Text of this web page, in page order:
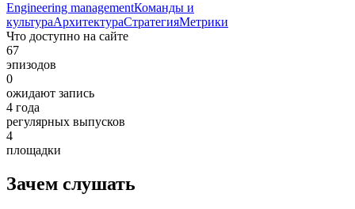
Engineering managementКоманды и
культураАрхитектураСтратегияМетрики
Что доступно на сайте
67
эпизодов
0
ожидают запись
4 года
регулярных выпусков
4
площадки
Зачем слушать